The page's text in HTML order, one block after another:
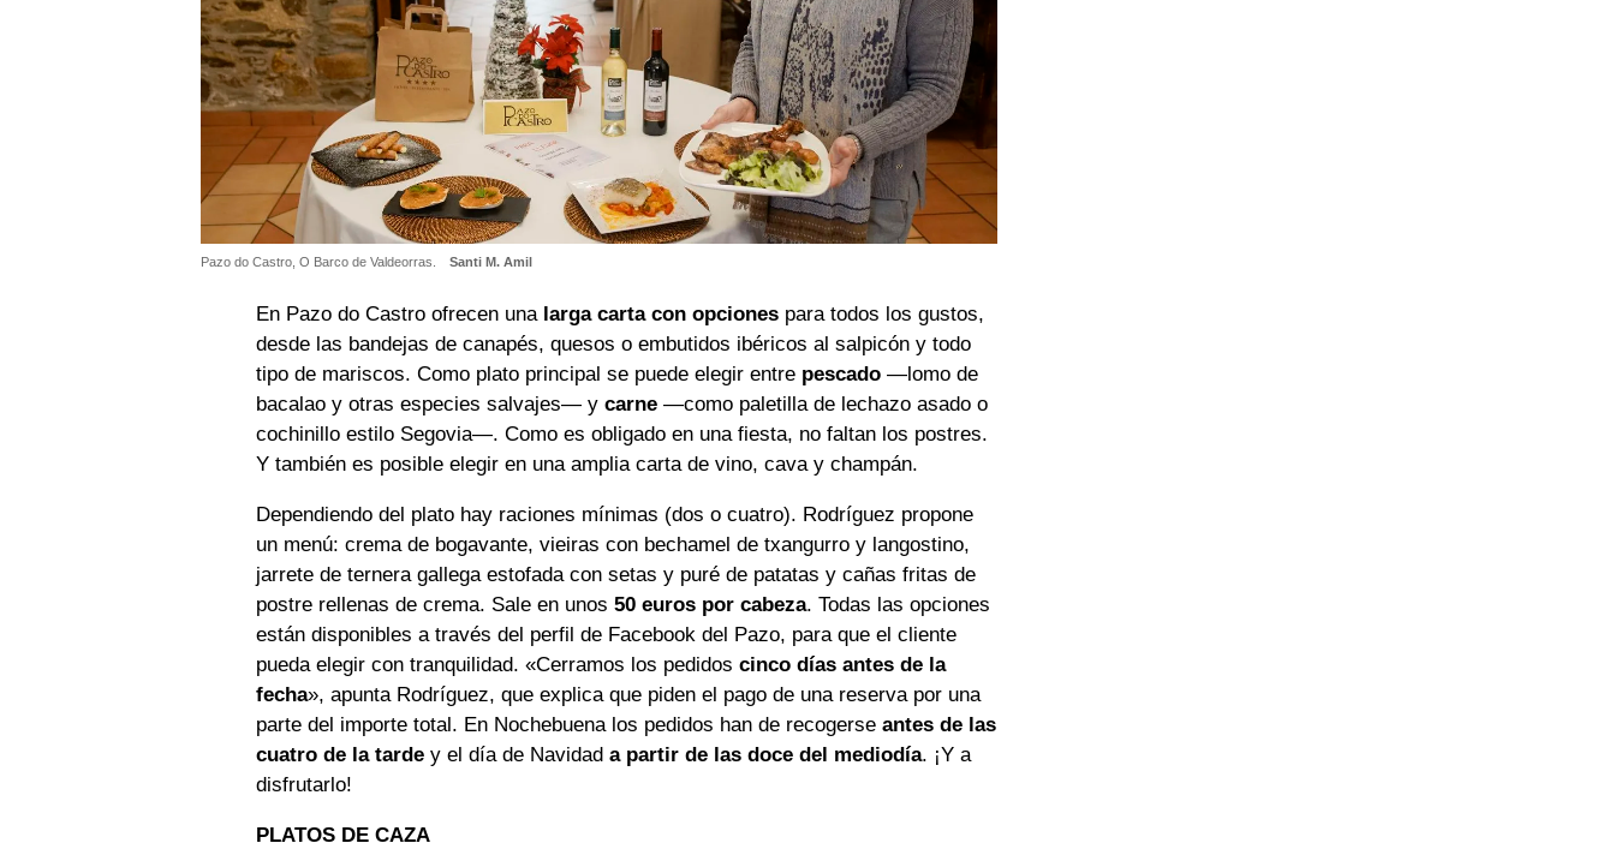
Pazo do Castro, O Barco de Valdeorras. Santi M. Amil
En Pazo do Castro ofrecen unalarga carta con opciones para todos los gustos,
desde las bandejas de canapés, quesos o embutidos ibéricos al salpicón y todo
tipo de mariscos. Como plato principal se puede elegir entre pescado —lomo de
bacalao y otras especies salvajes— ycarne —como paletilla de lechazo asado o
cochinillo estilo Segovia—. Como es obligado en una fiesta, no faltan los postres.
Y también es posible elegir en una amplia carta de vino, cava y champán.
Dependiendo del plato hay raciones mínimas (dos o cuatro). Rodríguez propone
un menú: crema de bogavante, vieiras con bechamel de txangurro y langostino,
jarrete de ternera gallega estofada con setas y puré de patatas y cañas fritas de
postre rellenas de crema. Sale en unos50 euros por cabeza. Todas las opciones
están disponibles a través del perfil de Facebook del Pazo, para que el cliente
pueda elegir con tranquilidad. «Cerramos los pedidos cinco días antes de la
fecha», apunta Rodríguez, que explica que piden el pago de una reserva por una
parte del importe total. En Nochebuena los pedidos han de recogerseantes de las
cuatro de la tarde y el día de Navidada partir de las doce del mediodía. ¡Y a
disfrutarlo!
PLATOS DE CAZA